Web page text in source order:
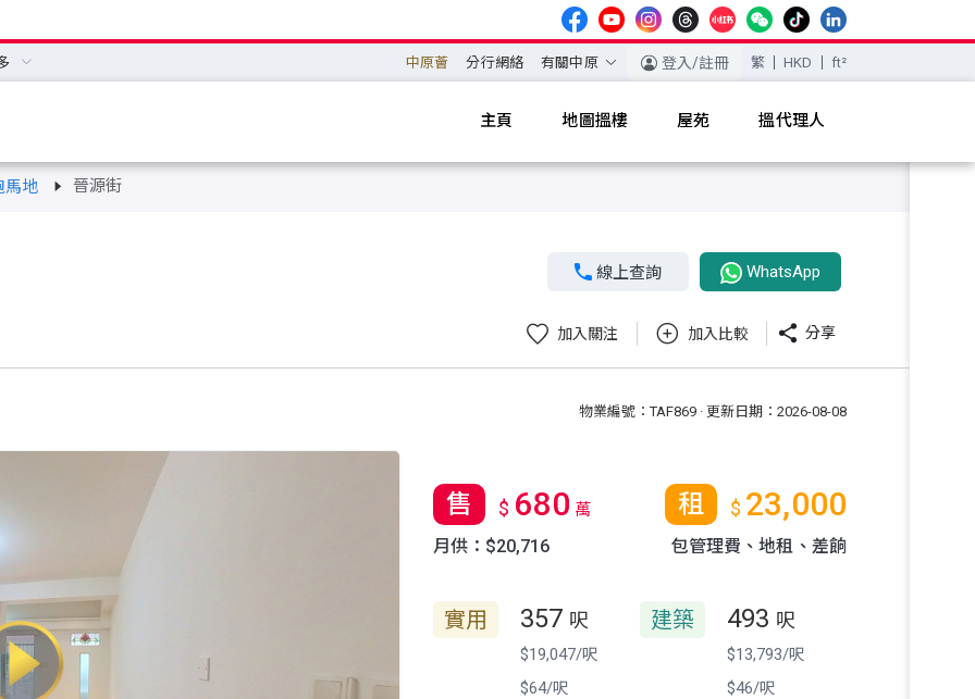
中原薈 分行網絡 有關中原 登入/註冊 繁 HKD ft²
主頁 地圖搵樓 屋苑 搵代理人
馬地 晉源街
 線上查詢 WhatsApp
加入關注 加入比較  分享
物業編號：TAF869 · 更新日期：2026-08-08
售 $ 680 萬 租 $ 23,000
月供：$20,716 包管理費 、地租 、差餉
實用 357 呎
$19,047/呎
$64/呎
建築 493 呎
$13,793/呎
$46/呎